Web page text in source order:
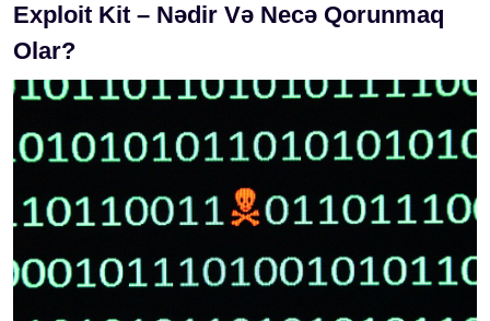
Exploit Kit – Nədir Və Necə Qorunmaq
Olar?